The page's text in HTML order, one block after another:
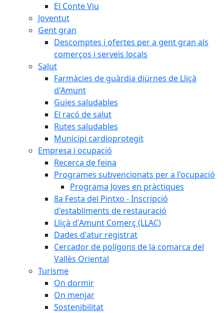
El Conte Viu
Joventut
Gent gran
Descomptes i ofertes per a gent gran als
comerços i serveis locals
Salut
Farmàcies de guàrdia diürnes de Lliçà
d'Amunt
Guies saludables
El racó de salut
Rutes saludables
Municipi cardioprotegit
Empresa i ocupació
Recerca de feina
Programes subvencionats per a l'ocupació
Programa Joves en pràctiques
8a Festa del Pintxo - Inscripció
d'establiments de restauració
Lliçà d'Amunt Comerç (LLAC)
Dades d'atur registrat
Cercador de polígons de la comarca del
Vallès Oriental
Turisme
On dormir
On menjar
Sostenibilitat